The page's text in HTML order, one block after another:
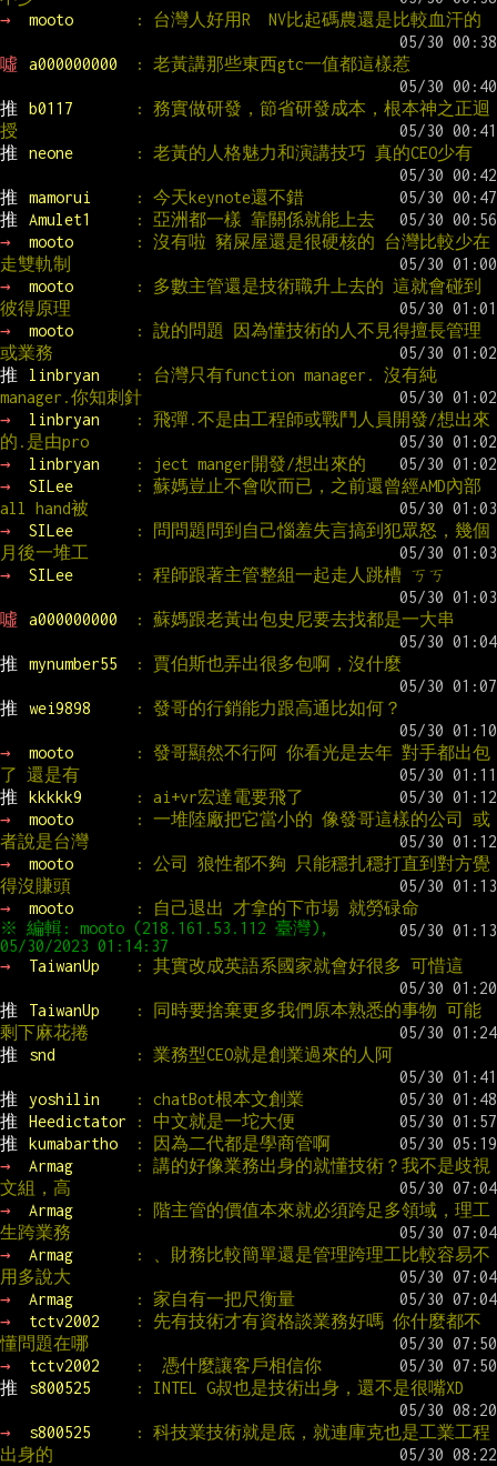
→
mooto : 台灣人好用R  NV比起碼農還是比較血汗的
噓 a000000000 : 老黃講那些東西gtc一值都這樣惹
推 b0117
: 務實做研發，節省研發成本，根本神之正迴
授
推
neone : 老黃的人格魅力和演講技巧 真的CEO少有
推 mamorui
: 今天keynote還不錯
推
Amulet1
: 亞洲都一樣 靠關係就能上去
→
mooto
: 沒有啦 豬屎屋還是很硬核的 台灣比較少在
走雙軌制
→
mooto
: 多數主管還是技術職升上去的 這就會碰到
彼得原理
→
mooto
: 說的問題 因為懂技術的人不見得擅長管理
或業務
推
linbryan
: 台灣只有function manager. 沒有純
manager.你知刺針
→
linbryan
: 飛彈.不是由工程師或戰鬥人員開發/想出來
的.是由pro
→
linbryan
: ject manger開發/想出來的
→
SILee
: 蘇媽豈止不會吹而已，之前還曾經AMD內部
all hand被
→
SILee
: 問問題問到自己惱羞失言搞到犯眾怒，幾個
月後一堆工
→
SILee : 程師跟著主管整組一起走人跳槽 ㄎㄎ
噓 a000000000 : 蘇媽跟老黃出包史尼要去找都是一大串
推 mynumber55 : 賈伯斯也弄出很多包啊，沒什麼
推 wei9898 : 發哥的行銷能力跟高通比如何？
→ mooto
: 發哥顯然不行阿 你看光是去年 對手都出包
了 還是有
推
kkkkk9
: ai+vr宏達電要飛了
→
mooto
: 一堆陸廠把它當小的 像發哥這樣的公司 或
者說是台灣
→
mooto
: 公司 狼性都不夠 只能穩扎穩打直到對方覺
得沒賺頭
→
mooto
: 自己退出 才拿的下市場 就勞碌命
※ 編輯: mooto (218.161.53.112 臺灣),
→
TaiwanUp : 其實改成英語系國家就會好很多 可惜這
推 TaiwanUp
: 同時要捨棄更多我們原本熟悉的事物 可能
剩下麻花捲
推
snd : 業務型CEO就是創業過來的人阿
推 yoshilin
: chatBot根本文創業
推
Heedictator
: 中文就是一坨大便
推
kumabartho
: 因為二代都是學商管啊
→
Armag
: 講的好像業務出身的就懂技術？我不是歧視
文組，高
→
Armag
: 階主管的價值本來就必須跨足多領域，理工
生跨業務
→
Armag
: 、財務比較簡單還是管理跨理工比較容易不
用多說大
→
Armag
: 家自有一把尺衡量
→
tctv2002
: 先有技術才有資格談業務好嗎 你什麼都不
懂問題在哪
→
tctv2002
:  憑什麼讓客戶相信你
推
s800525 : INTEL G叔也是技術出身，還不是很嘴XD
→ s800525
: 科技業技術就是底，就連庫克也是工業工程
出身的